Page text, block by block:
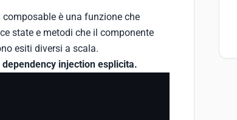
è una funzione che
state e metodi che il componente
esiti diversi a scala.
injection esplicita.